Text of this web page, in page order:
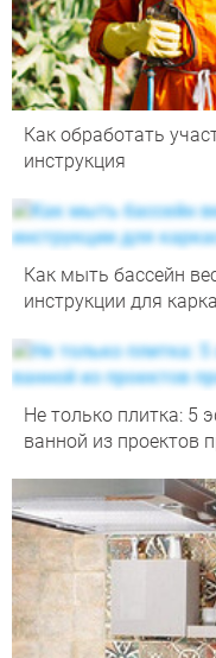
Как обработать
инструкция
Как мыть бассейн
инструкции для
Не только плитка: 5
ванной из проектов